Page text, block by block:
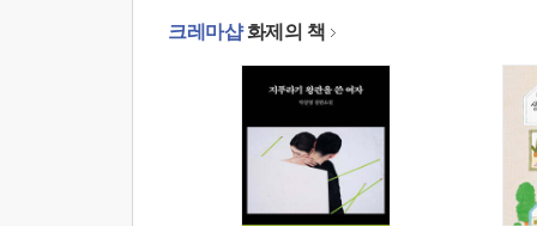
크레마샵화제의 책